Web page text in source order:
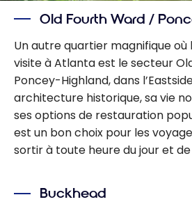
Old Fourth Ward /
Un autre quartier magnifique où
visite à Atlanta est le secteur
Poncey-Highland, dans
architecture historique, sa vie
ses options de restauration
est un bon choix pour les
sortir à toute heure du jour et de
Buckhead